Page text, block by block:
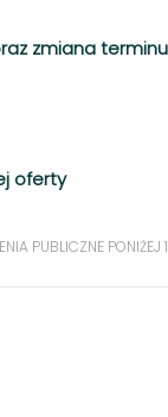
zmiana
oferty
PUBLICZNE